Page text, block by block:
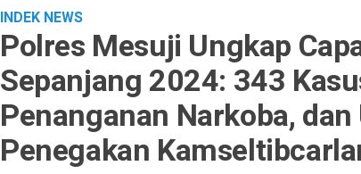
INDEK NEWS
Polres Mesuji Ungkap
Sepanjang 2024: 343
Penanganan Narkoba, dan
Penegakan